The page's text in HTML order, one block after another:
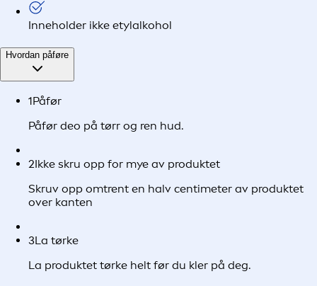
Inneholder ikke etylalkohol
Hvordan påføre
1Påfør
Påfør deo på tørr og ren hud.
2Ikke skru opp for mye av produktet
Skruv opp omtrent en halv centimeter av produktet
over kanten
3La tørke
La produktet tørke helt før du kler på deg.